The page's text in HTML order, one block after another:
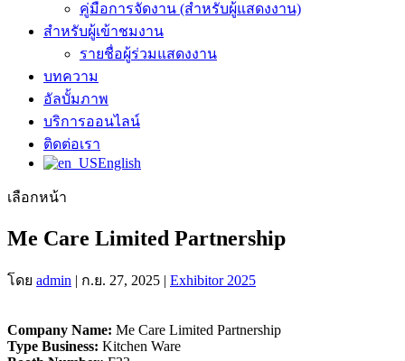
คู่มือการจัดงาน (สำหรับผู้แสดงงาน)
สำหรับผู้เข้าชมงาน
รายชื่อผู้ร่วมแสดงงาน
บทความ
อัลบั้มภาพ
บริการออนไลน์
ติดต่อเรา
English
เลือกหน้า
Me Care Limited Partnership
โดย admin | ก.ย. 27, 2025 | Exhibitor 2025
Company Name: Me Care Limited Partnership
Type Business: Kitchen Ware